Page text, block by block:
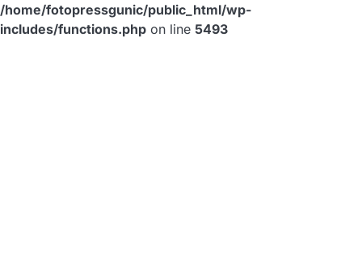
/home/fotopressgunic/public_html/wp-
includes/functions.php on line 5493